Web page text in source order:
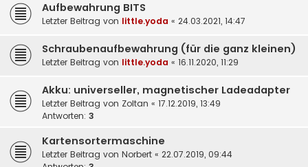
Aufbewahrung BITS
Letzter Beitrag von little.yoda « 24.03.2021, 14:47
Schraubenaufbewahrung (für die ganz kleinen)
Letzter Beitrag von little.yoda « 16.11.2020, 11:29
Akku: universeller, magnetischer Ladeadapter
Letzter Beitrag von Zoltan « 17.12.2019, 13:49
Antworten: 3
Kartensortermaschine
Letzter Beitrag von Norbert « 22.07.2019, 09:44